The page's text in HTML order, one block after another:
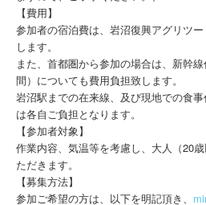
【費用】
参加者の宿泊費は、岩沼復興アグリツ
します。
また、首都圏から参加の場合は、新幹
間）についても費用負担致します。
岩沼駅までの在来線、及び現地での食
は各自ご負担となります。
【参加者対象】
作業内容、気温等を考慮し、大人（20
ただきます。
【募集方法】
参加ご希望の方は、以下を明記頂き、